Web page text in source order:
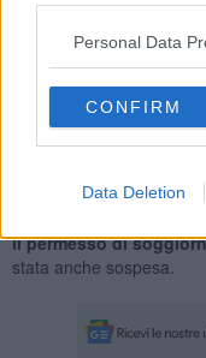
Personal Data
CONFIRM
Data Deletion
In un esercizio dedito
gestito da un cittadino
impianti audiovisivi
impiegabili per
nota dei carabinieri, “in
riservatezza”.
lavoratori stranieri, alle
il permesso di
stata anche sospesa.